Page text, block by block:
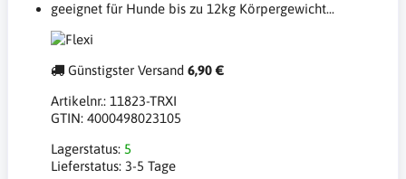
geeignet für Hunde bis zu 12kg Körpergewicht...
Günstigster Versand 6,90 €
Artikelnr.: 11823-TRXI
GTIN: 4000498023105
Lagerstatus: 5
Lieferstatus: 3-5 Tage